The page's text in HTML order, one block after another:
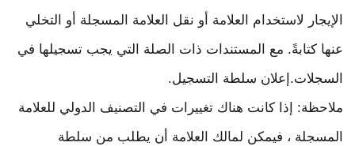
الإيجار لاستخدام العلامة أو نقل العلامة المسجلة أو التخلي
عنها كتابةً. مع المستندات ذات الصلة التي يجب تسجيلها في
السجلات.إعلان سلطة التسجيل.
ملاحظة: إذا كانت هناك تغييرات في التصنيف الدولي للعلامة
المسجلة ، فيمكن لمالك العلامة أن يطلب من سلطة